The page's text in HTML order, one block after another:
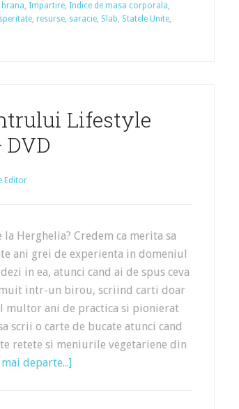
hrana, Impartire, Indice de masa corporala,
, resurse, saracie, Slab, Statele Unite,
Lifestyle
Editor
la Herghelia? Credem ca merita sa
ani grei de experienta in domeniul
in ea, atunci cand ai de spus ceva
intr-un birou, scriind carti doar
multor ani de practica si pionierat
scrii o carte de bucate atunci cand
retete si meniurile vegetariene din
departe...]